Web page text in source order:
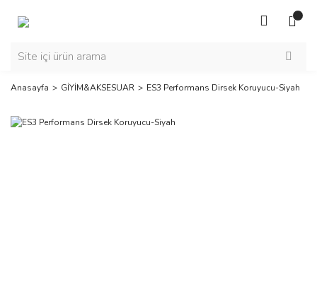
Anasayfa GİYİM&AKSESUAR ES3 Performans Dirsek Koruyucu-Siyah